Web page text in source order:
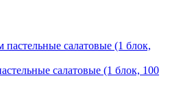
салатовые (1 блок, 100